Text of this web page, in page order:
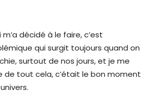
décidé à le faire, c’est
qui surgit toujours quand on
surtout de nos jours, et je me
de tout cela, c’était le bon moment